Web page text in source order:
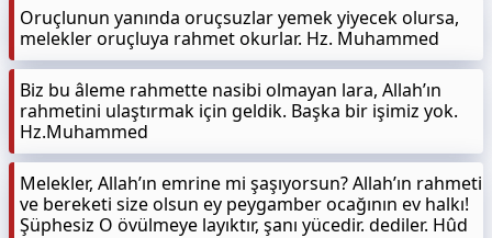
Oruçlunun yanında oruçsuzlar yemek yiyecek olursa,
melekler oruçluya rahmet okurlar. Hz. Muhammed
Biz bu âleme rahmette nasibi olmayan lara, Allah’ın
rahmetini ulaştırmak için geldik. Başka bir işimiz yok.
Hz.Muhammed
Melekler, Allah’ın emrine mi şaşıyorsun? Allah’ın rahmeti
ve bereketi size olsun ey peygamber ocağının ev halkı!
Şüphesiz O övülmeye layıktır, şanı yücedir. dediler. Hûd